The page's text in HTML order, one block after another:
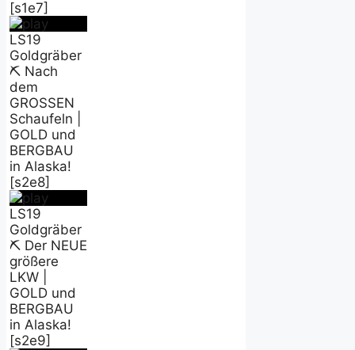
[s1e7]
LS19
Goldgräber
⛏️ Nach
dem
GROSSEN
Schaufeln |
GOLD und
BERGBAU
in Alaska!
[s2e8]
LS19
Goldgräber
⛏️ Der NEUE
größere
LKW |
GOLD und
BERGBAU
in Alaska!
[s2e9]